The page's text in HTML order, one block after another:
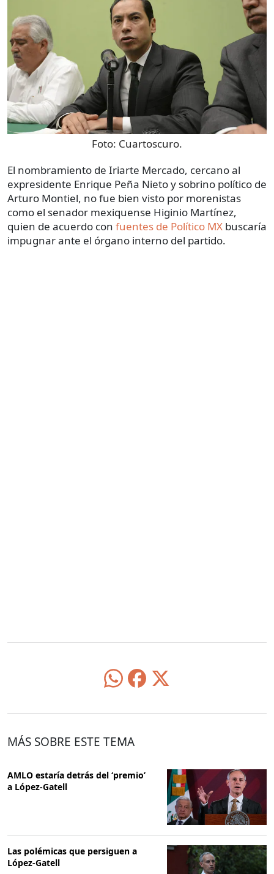
Foto: Cuartoscuro.
El nombramiento de Iriarte Mercado, cercano al
expresidente Enrique Peña Nieto y sobrino político de
Arturo Montiel, no fue bien visto por morenistas
como el senador mexiquense Higinio Martínez,
quien de acuerdo con fuentes de Político MX buscaría
impugnar ante el órgano interno del partido.
MÁS SOBRE ESTE TEMA
AMLO estaría detrás del ‘premio’
a López-Gatell
Las polémicas que persiguen a
López-Gatell